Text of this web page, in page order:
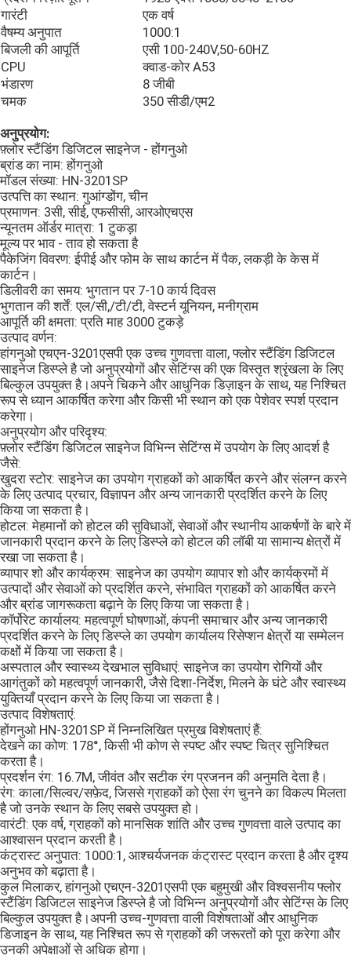
स्मार्ट फिटनेस मिरर
स्मार्ट इंटरैक्टिव व्हाइटबोर्ड
बार एलसीडी डिस्प्ले
एलसीडी स्प्लिसिंग स्क्रीन
डिजिटल साइनेज विंडो डिस्प्ले
टच स्क्रीन कियोस्क
अंकीय तसवीर ढाँचा
गारंटी
एक वर्ष
वैषम्य अनुपात
1000:1
बिजली की आपूर्ति
एसी 100-240V,50-60HZ
CPU
क्वाड-कोर A53
भंडारण
8 जीबी
चमक
350 सीडी/एम2
अनुप्रयोग:
फ़्लोर स्टैंडिंग डिजिटल साइनेज - होंगनुओ
ब्रांड का नाम: होंगनुओ
मॉडल संख्या: HN-3201SP
उत्पत्ति का स्थान: गुआंग्डोंग, चीन
प्रमाणन: 3सी, सीई, एफसीसी, आरओएचएस
न्यूनतम ऑर्डर मात्रा: 1 टुकड़ा
मूल्य पर भाव - ताव हो सकता है
पैकेजिंग विवरण: ईपीई और फोम के साथ कार्टन में पैक, लकड़ी के केस में
कार्टन।
डिलीवरी का समय: भुगतान पर 7-10 कार्य दिवस
भुगतान की शर्तें: एल/सी,/टी/टी, वेस्टर्न यूनियन, मनीग्राम
आपूर्ति की क्षमता: प्रति माह 3000 टुकड़े
उत्पाद वर्णन:
हांगनुओ एचएन-3201एसपी एक उच्च गुणवत्ता वाला, फ्लोर स्टैंडिंग डिजिटल
साइनेज डिस्प्ले है जो अनुप्रयोगों और सेटिंग्स की एक विस्तृत श्रृंखला के लिए
बिल्कुल उपयुक्त है।अपने चिकने और आधुनिक डिज़ाइन के साथ, यह निश्चित
रूप से ध्यान आकर्षित करेगा और किसी भी स्थान को एक पेशेवर स्पर्श प्रदान
करेगा।
अनुप्रयोग और परिदृश्य:
फ़्लोर स्टैंडिंग डिजिटल साइनेज विभिन्न सेटिंग्स में उपयोग के लिए आदर्श है
जैसे:
खुदरा स्टोर: साइनेज का उपयोग ग्राहकों को आकर्षित करने और संलग्न करने
के लिए उत्पाद प्रचार, विज्ञापन और अन्य जानकारी प्रदर्शित करने के लिए
किया जा सकता है।
होटल: मेहमानों को होटल की सुविधाओं, सेवाओं और स्थानीय आकर्षणों के बारे में
जानकारी प्रदान करने के लिए डिस्प्ले को होटल की लॉबी या सामान्य क्षेत्रों में
रखा जा सकता है।
व्यापार शो और कार्यक्रम: साइनेज का उपयोग व्यापार शो और कार्यक्रमों में
उत्पादों और सेवाओं को प्रदर्शित करने, संभावित ग्राहकों को आकर्षित करने
और ब्रांड जागरूकता बढ़ाने के लिए किया जा सकता है।
कॉर्पोरेट कार्यालय: महत्वपूर्ण घोषणाओं, कंपनी समाचार और अन्य जानकारी
प्रदर्शित करने के लिए डिस्प्ले का उपयोग कार्यालय रिसेप्शन क्षेत्रों या सम्मेलन
कक्षों में किया जा सकता है।
अस्पताल और स्वास्थ्य देखभाल सुविधाएं: साइनेज का उपयोग रोगियों और
आगंतुकों को महत्वपूर्ण जानकारी, जैसे दिशा-निर्देश, मिलने के घंटे और स्वास्थ्य
युक्तियाँ प्रदान करने के लिए किया जा सकता है।
उत्पाद विशेषताएं:
होंगनुओ HN-3201SP में निम्नलिखित प्रमुख विशेषताएं हैं:
देखने का कोण: 178°, किसी भी कोण से स्पष्ट और स्पष्ट चित्र सुनिश्चित
करता है।
प्रदर्शन रंग: 16.7M, जीवंत और सटीक रंग प्रजनन की अनुमति देता है।
रंग: काला/सिल्वर/सफ़ेद, जिससे ग्राहकों को ऐसा रंग चुनने का विकल्प मिलता
है जो उनके स्थान के लिए सबसे उपयुक्त हो।
वारंटी: एक वर्ष, ग्राहकों को मानसिक शांति और उच्च गुणवत्ता वाले उत्पाद का
आश्वासन प्रदान करती है।
कंट्रास्ट अनुपात: 1000:1, आश्चर्यजनक कंट्रास्ट प्रदान करता है और दृश्य
अनुभव को बढ़ाता है।
कुल मिलाकर, हांगनुओ एचएन-3201एसपी एक बहुमुखी और विश्वसनीय फ्लोर
स्टैंडिंग डिजिटल साइनेज डिस्प्ले है जो विभिन्न अनुप्रयोगों और सेटिंग्स के लिए
बिल्कुल उपयुक्त है।अपनी उच्च-गुणवत्ता वाली विशेषताओं और आधुनिक
डिजाइन के साथ, यह निश्चित रूप से ग्राहकों की जरूरतों को पूरा करेगा और
उनकी अपेक्षाओं से अधिक होगा।